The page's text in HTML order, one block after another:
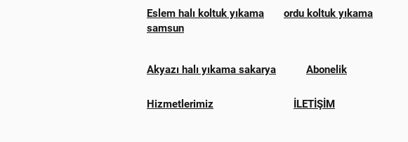
Eslem halı koltuk yıkama
samsun
ordu koltuk yıkama
Akyazı halı yıkama sakarya Abonelik
Hizmetlerimiz İLETİŞİM